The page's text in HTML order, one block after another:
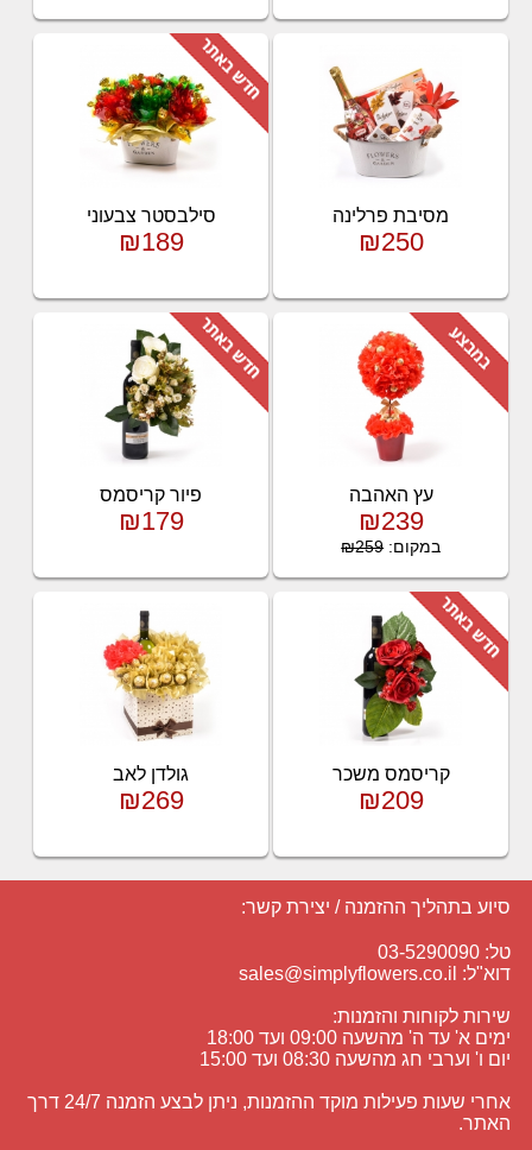
מסיבת פרלינה
₪250
סילבסטר צבעוני
₪189
עץ האהבה
₪239
במקום:₪259
פיור קריסמס
₪179
קריסמס משכר
₪209
גולדן לאב
₪269
סיוע בתהליך ההזמנה / יצירת קשר:
טל: 03-5290090
דוא"ל: sales@simplyflowers.co.il
שירות לקוחות והזמנות:
ימים א' עד ה' מהשעה 09:00 ועד 18:00
יום ו' וערבי חג מהשעה 08:30 ועד 15:00
אחרי שעות פעילות מוקד ההזמנות, ניתן לבצע הזמנה 24/7 דרך
האתר.